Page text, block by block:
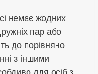
немає жодних
пар або
до порівняно
з іншими
для осіб з